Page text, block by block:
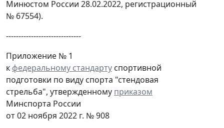
Минюстом России 28.02.2022, регистрационный
№ 67554).
------------------------------
Приложение № 1
к федеральному стандарту спортивной
подготовки по виду спорта "стендовая
стрельба", утвержденному приказом
Минспорта России
от 02 ноября 2022 г. № 908